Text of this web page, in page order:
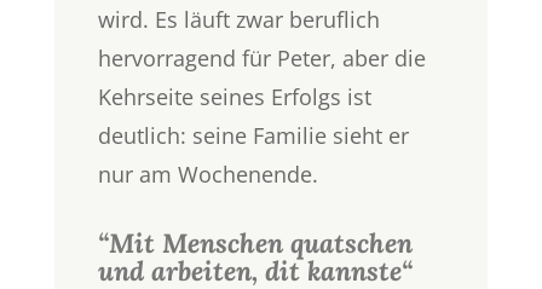
wird. Es läuft zwar beruflich
hervorragend für Peter, aber die
Kehrseite seines Erfolgs ist
deutlich: seine Familie sieht er
nur am Wochenende.
“Mit Menschen quatschen
und arbeiten, dit kannste“